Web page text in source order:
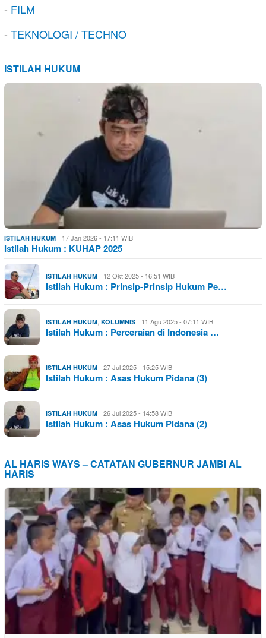
- FILM
-TEKNOLOGI / TECHNO
ISTILAH HUKUM
ISTILAH HUKUM 17 Jan 2026 - 17:11 WIB
Istilah Hukum : KUHAP 2025
ISTILAH HUKUM 12 Okt 2025 - 16:51 WIB
Istilah Hukum : Prinsip-Prinsip Hukum Pe…
ISTILAH HUKUM KOLUMNIS 11 Agu 2025 - 07:11 WIB
Istilah Hukum : Perceraian di Indonesia …
ISTILAH HUKUM 27 Jul 2025 - 15:25 WIB
Istilah Hukum : Asas Hukum Pidana (3)
ISTILAH HUKUM 26 Jul 2025 - 14:58 WIB
Istilah Hukum : Asas Hukum Pidana (2)
AL HARIS WAYS – CATATAN GUBERNUR JAMBI AL
HARIS